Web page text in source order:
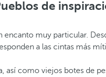
de
muy particular.
a las cintas más
así como viejos botes de